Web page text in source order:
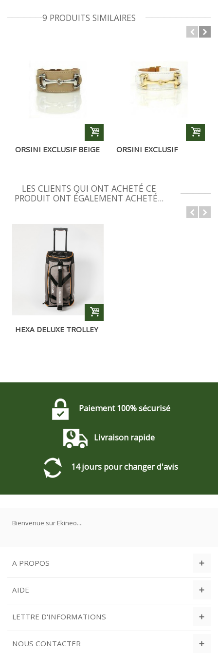
9 PRODUITS SIMILAIRES
ORSINI EXCLUSIF BEIGE
ORSINI EXCLUSIF
LES CLIENTS QUI ONT ACHETÉ CE
PRODUIT ONT ÉGALEMENT ACHETÉ...
HEXA DELUXE TROLLEY
Paiement 100% sécurisé
Livraison rapide
14 jours pour changer d'avis
Bienvenue sur Ekineo....
A PROPOS
AIDE
LETTRE D'INFORMATIONS
NOUS CONTACTER